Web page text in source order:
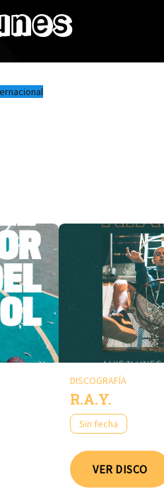
DISCOGRAFÍA
R.A.Y.
Sin fecha
VER DISCO